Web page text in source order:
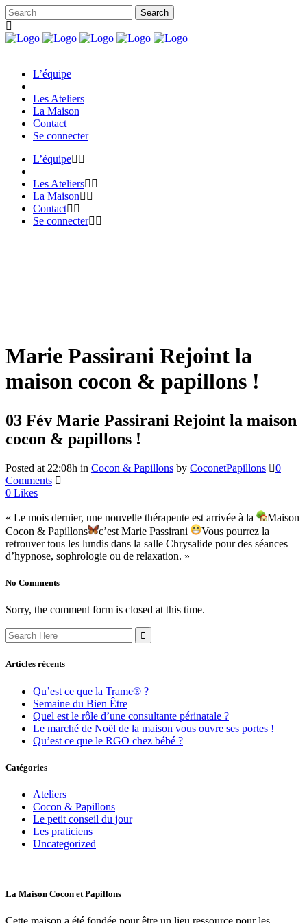
L’équipe
Les Ateliers
La Maison
Contact
Se connecter
L’équipe
Les Ateliers
La Maison
Contact
Se connecter
Marie Passirani Rejoint la
maison cocon & papillons !
03 Fév Marie Passirani Rejoint la maison
cocon & papillons !
Posted at 22:08h in Cocon & Papillons by CoconetPapillons
0
Comments
0 Likes
« Le mois dernier, une nouvelle thérapeute est arrivée à la
Maison
Cocon & Papillons
c’est Marie Passirani
Vous pourrez la
retrouver tous les lundis dans la salle Chrysalide pour des séances
d’hypnose, sophrologie ou de relaxation. »
No Comments
Sorry, the comment form is closed at this time.
Search
for:
Articles récents
Qu’est ce que la Trame® ?
Semaine du Bien Être
Quel est le rôle d’une consultante périnatale ?
Le marché de Noël de la maison vous ouvre ses portes !
Qu’est ce que le RGO chez bébé ?
Catégories
Ateliers
Cocon & Papillons
Le petit conseil du jour
Les praticiens
Uncategorized
La Maison Cocon et Papillons